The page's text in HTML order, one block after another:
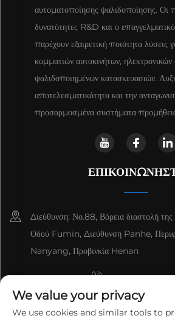
αυτοματοποίησης ψαλιδοποίησης. Οι
δυνατότητες R&D και ο
παρέχουν εξαιρετική ποιότητα λύσεις
κομματιών αυτοκινήτων, ηλεκτρονικών
ψαλιδοποιημένων κατασκευασιών.
αποτελεσματικότητα και την
προσαρμοσμένα συστήματα
Διεύθυνση: Νο.88, Βόρεια διαστολή
Οδού Fumin, Διεύθυνση Panhe,
Nanyang, Προβινκία Henan
+86-
We value your privacy
We use cookies and similar tools to